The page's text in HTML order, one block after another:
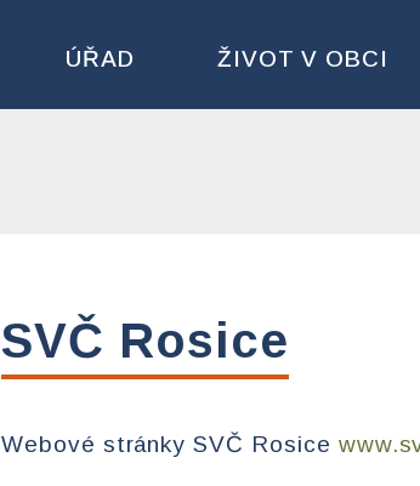
ÚŘAD ŽIVOT V OBCI
SVČ Rosice
Webové stránky SVČ Rosice